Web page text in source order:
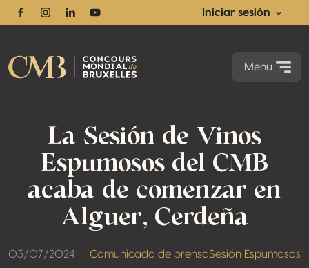
FacebookInstagram
LinkedinYoutube
Iniciar sesión
Menu
La Sesión de Vinos
Espumosos del CMB
acaba de comenzar en
Alguer, Cerdeña
03/07/2024 Comunicado de prensaSesión Espumosos